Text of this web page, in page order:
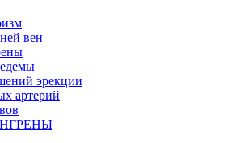
вен
эрекции
артерий